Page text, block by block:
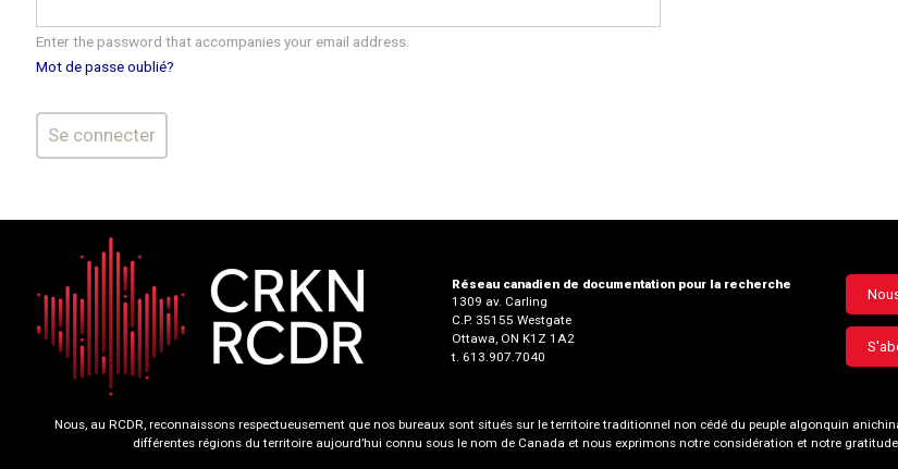
Enter the password that accompanies your email address.
Mot de passe oublié?
Réseau canadien de documentation pour la recherche
1309 av. Carling
C.P. 35155 Westgate
Ottawa, ON K1Z 1A2
t. 613.907.7040
Nous, au RCDR, reconnaissons respectueusement que nos bureaux sont situés sur le territoire traditionnel non cédé du peuple algonquin
différentes régions du territoire aujourd’hui connu sous le nom de Canada et nous exprimons notre considération et notre